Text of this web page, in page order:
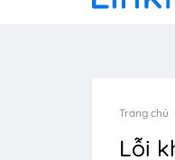
Trang chủ
Lỗi